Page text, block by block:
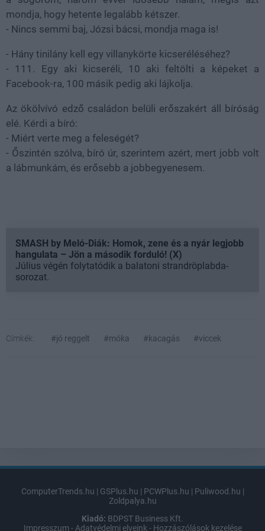
mondja, hogy hetente legalább kétszer.
- Nincs semmi baj, Józsi bácsi, mondja maga is!
- Hány tinilány kell egy villanykörte kicseréléséhez?
- 111. Egy aki kicseréli, 10 aki feltölti a képeket a
Facebook-ra, 100 másik pedig aki lájkolja.
Az ökölvívó edző családon belüli erőszakért áll bíróság
elé. Kérdi a bíró:
- Miért verte meg a feleségét?
- Őszintén szólva, bíró úr, szerintem azért, mert jobb volt
a lábmunkám, és erősebb a jobbegyenesem.
SMASH by Meló-Diák: Homok, zene és a nyár legjobb
hangulata – Jön a második forduló! (X)
Július végén folytatódik a balatoni strandröplabda-
sorozat.
Címkék: #jó reggelt #móka #kacagás #viccek
ComputerTrends.hu | GSPlus.hu | PCWPlus.hu | Puliwood.hu |
Zoldpalya.hu
Kiadó: BDPST Business Kft.
Impresszum - Adatvédelmi elveink - Hozzászólások kezelése